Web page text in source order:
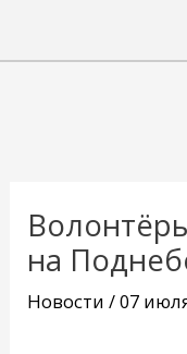
на
Новости /07
записям